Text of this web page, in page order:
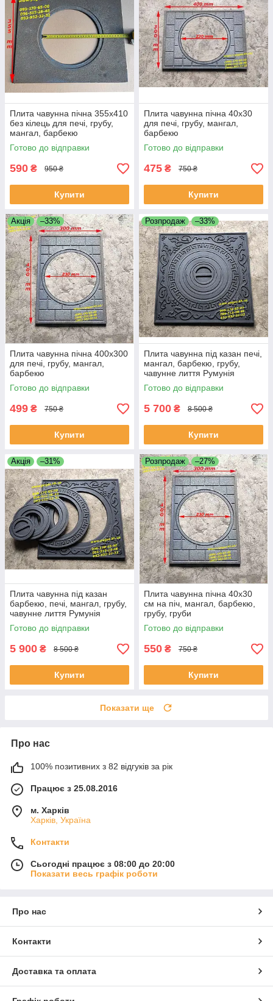
Плита чавунна пічна 355х410
без кілець для печі, грубу,
мангал, барбекю
Готово до відправки
590 ₴ 950 ₴
Купити
Плита чавунна пічна 40х30
для печі, грубу, мангал,
барбекю
Готово до відправки
475 ₴ 750 ₴
Купити
Акція –33%
Плита чавунна пічна 400х300
для печі, грубу, мангал,
барбекю
Готово до відправки
499 ₴ 750 ₴
Купити
Розпродаж –33%
Плита чавунна під казан печі,
мангал, барбекю, грубу,
чавунне лиття Румунія
Готово до відправки
5 700 ₴ 8 500 ₴
Купити
Акція –31%
Плита чавунна під казан
барбекю, печі, мангал, грубу,
чавунне лиття Румунія
Готово до відправки
5 900 ₴ 8 500 ₴
Купити
Розпродаж –27%
Плита чавунна пічна 40х30
см на піч, мангал, барбекю,
грубу, груби
Готово до відправки
550 ₴ 750 ₴
Купити
Показати ще
Про нас
100% позитивних з 82 відгуків за рік
Працює з 25.08.2016
м. Харків
Харків, Україна
Контакти
Сьогодні працює з 08:00 до 20:00
Показати весь графік роботи
Про нас
Контакти
Доставка та оплата